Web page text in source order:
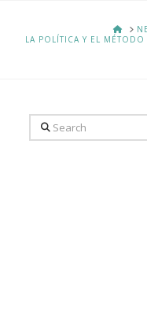
LA POLÍTICA Y EL
Search